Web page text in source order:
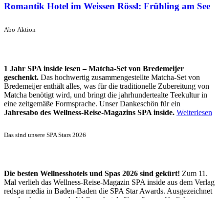
Romantik Hotel im Weissen Rössl: Frühling am See
Abo-Aktion
1 Jahr SPA inside lesen – Matcha-Set von Bredemeijer
geschenkt. Das hochwertig zusammengestellte Matcha-Set von
Bredemeijer enthält alles, was für die traditionelle Zubereitung von
Matcha benötigt wird, und bringt die jahrhundertealte Teekultur in
eine zeitgemäße Formsprache. Unser Dankeschön für ein
Jahresabo des Wellness-Reise-Magazins SPA inside. Weiterlesen
Das sind unsere SPA Stars 2026
Die besten Wellnesshotels und Spas 2026 sind gekürt! Zum 11.
Mal verlieh das Wellness-Reise-Magazin SPA inside aus dem Verlag
redspa media in Baden-Baden die SPA Star Awards. Ausgezeichnet